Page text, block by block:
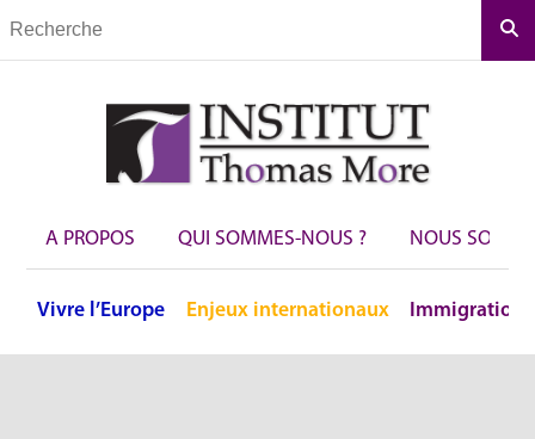
A PROPOS QUI SOMMES-NOUS ? NOUS
Vivre l’Europe Enjeux internationaux Immigration